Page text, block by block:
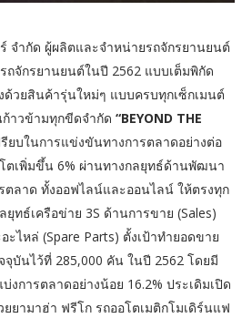
จำกัด ผู้ผลิตและจำหน่ายรถจักรยานยนต์
ถจักรยานยนต์ในปี 2562 แบบเต็มพิกัด
ด้วยสินค้ารุ่นใหม่ๆ แบบครบทุกเซ็กเมนต์
าวข้ามทุกขีดจำกัด “BEYOND THE
ยบในการแข่งขันทางการตลาดอย่างต่อ
โตเพิ่มขึ้น 6% ผ่านทางกลยุทธ์ด้านพัฒนา
ลาด ทั้งออฟไลน์และออนไลน์ ให้ตรงทุก
ยุทธ์เครือข่าย 3S ด้านการขาย (Sales)
ะไหล่ (Spare Parts) ตั้งเป้าทำยอดขาย
บันไว้ที่ 285,000 คัน ในปี 2562 โดยมี
งการตลาดอย่างน้อย 16.2% ประเดิมเปิด
ยามาฮ่า ฟรีโก รถออโตเมติกโมเดิร์นแฟ